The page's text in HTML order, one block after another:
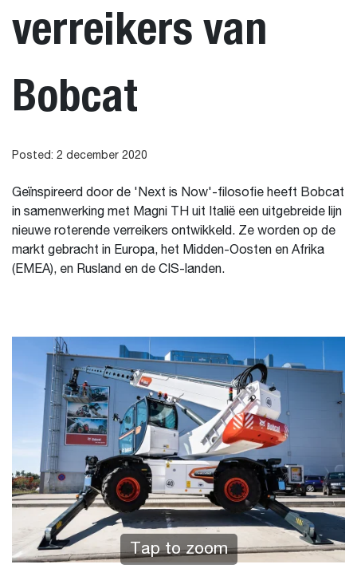
verreikers van
Bobcat
Posted: 2 december 2020
Geïnspireerd door de 'Next is Now'-filosofie heeft Bobcat
in samenwerking met Magni TH uit Italië een uitgebreide lijn
nieuwe roterende verreikers ontwikkeld. Ze worden op de
markt gebracht in Europa, het Midden-Oosten en Afrika
(EMEA), en Rusland en de CIS-landen.
Tap to zoom